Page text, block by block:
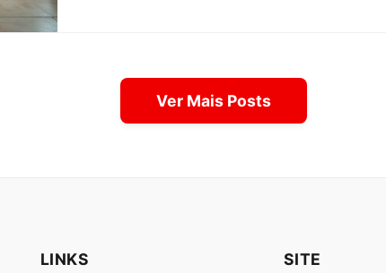
Ver Mais Posts
LINKS SITE